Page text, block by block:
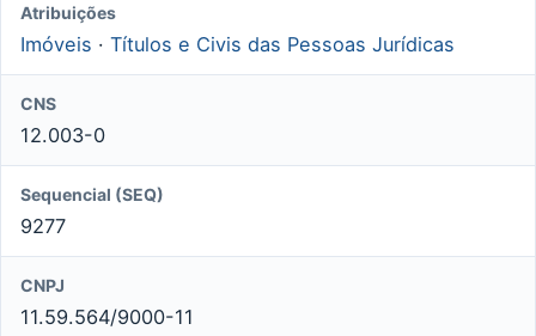
Atribuições
Imóveis · Títulos e Civis das Pessoas Jurídicas
CNS
12.003-0
Sequencial (SEQ)
9277
CNPJ
11.59.564/9000-11